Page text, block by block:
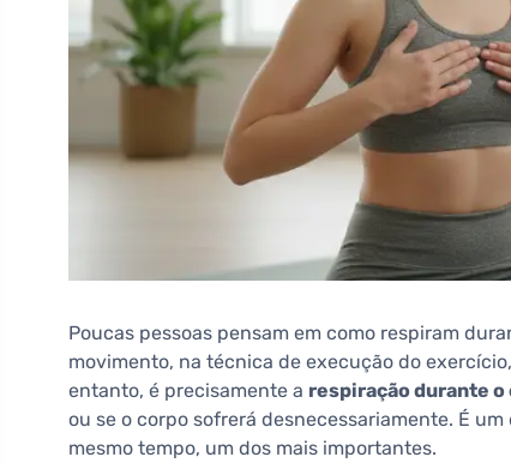
Poucas pessoas pensam em como respiram
movimento, na técnica de execução do
entanto, é precisamente a respiração durante
ou se o corpo sofrerá desnecessariamente. É
mesmo tempo, um dos mais importantes.